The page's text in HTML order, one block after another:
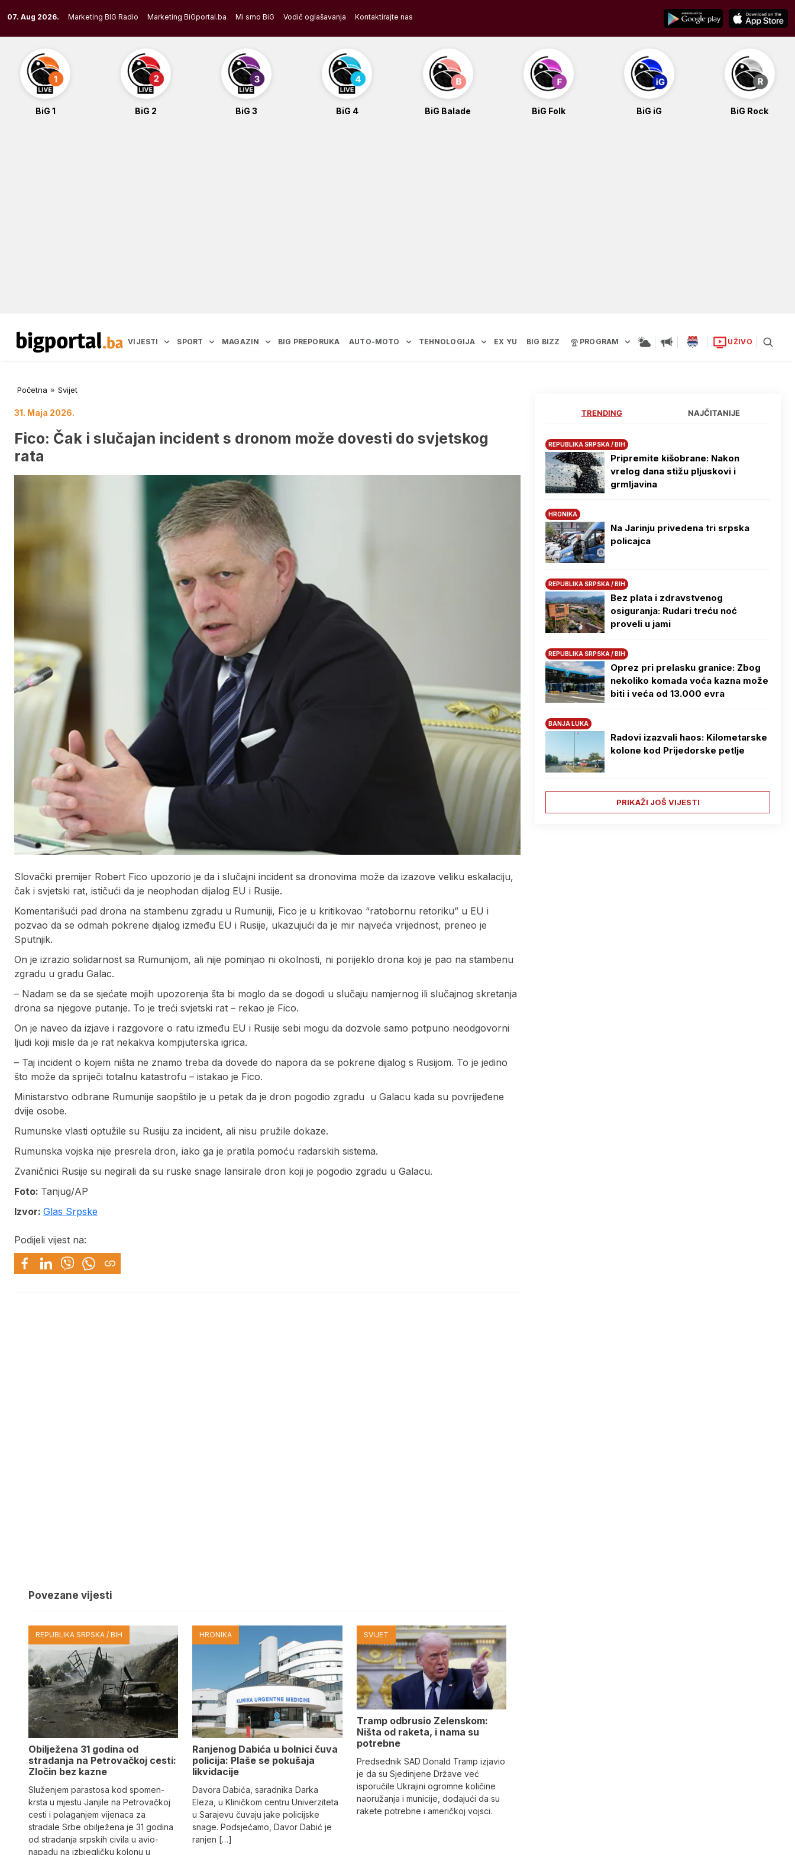
to
content
07. Aug 2026. Marketing BIG Radio Marketing BiGportal.ba Mi smo BiG Vodič oglašavanja Kontaktirajte nas
BiG 1 BiG 2 BiG 3 BiG 4 BiG Balade BiG Folk BiG iG BiG Rock
VIJESTI SPORT MAGAZIN BIG PREPORUKA AUTO-MOTO TEHNOLOGIJA EX YU BIG BIZZ PROGRAM UŽIVO
Početna » Svijet
31. Maja 2026.
Fico: Čak i slučajan incident s dronom može dovesti do svjetskog
rata
Slovački premijer Robert Fico upozorio je da i slučajni incident sa dronovima može da izazove veliku eskalaciju,
čak i svjetski rat, ističući da je neophodan dijalog EU i Rusije.
Komentarišući pad drona na stambenu zgradu u Rumuniji, Fico je u kritikovao “ratobornu retoriku” u EU i
pozvao da se odmah pokrene dijalog između EU i Rusije, ukazujući da je mir najveća vrijednost, preneo je
Sputnjik.
On je izrazio solidarnost sa Rumunijom, ali nije pominjao ni okolnosti, ni porijeklo drona koji je pao na stambenu
zgradu u gradu Galac.
– Nadam se da se sjećate mojih upozorenja šta bi moglo da se dogodi u slučaju namjernog ili slučajnog skretanja
drona sa njegove putanje. To je treći svjetski rat – rekao je Fico.
On je naveo da izjave i razgovore o ratu između EU i Rusije sebi mogu da dozvole samo potpuno neodgovorni
ljudi koji misle da je rat nekakva kompjuterska igrica.
– Taj incident o kojem ništa ne znamo treba da dovede do napora da se pokrene dijalog s Rusijom. To je jedino
što može da spriječi totalnu katastrofu – istakao je Fico.
Ministarstvo odbrane Rumunije saopštilo je u petak da je dron pogodio zgradu u Galacu kada su povrijeđene
dvije osobe.
Rumunske vlasti optužile su Rusiju za incident, ali nisu pružile dokaze.
Rumunska vojska nije presrela dron, iako ga je pratila pomoću radarskih sistema.
Zvaničnici Rusije su negirali da su ruske snage lansirale dron koji je pogodio zgradu u Galacu.
Foto: Tanjug/AP
Izvor: Glas Srpske
Podijeli vijest na:
Povezane vijesti
REPUBLIKA SRPSKA / BIH
Obilježena 31 godina od
stradanja na Petrovačkoj cesti:
Zločin bez kazne
Služenjem parastosa kod spomen-
krsta u mjestu Janjile na Petrovačkoj
cesti i polaganjem vijenaca za
stradale Srbe obilježena je 31 godina
od stradanja srpskih civila u avio-
napadu na izbjegličku kolonu u
HRONIKA
Ranjenog Dabića u bolnici čuva
policija: Plaše se pokušaja
likvidacije
Davora Dabića, saradnika Darka
Eleza, u Kliničkom centru Univerziteta
u Sarajevu čuvaju jake policijske
snage. Podsjećamo, Davor Dabić je
ranjen […]
SVIJET
Tramp odbrusio Zelenskom:
Ništa od raketa, i nama su
potrebne
Predsednik SAD Donald Tramp izjavio
je da su Sjedinjene Države već
isporučile Ukrajini ogromne količine
naoružanja i municije, dodajući da su
rakete potrebne i američkoj vojsci.
TRENDING NAJČITANIJE
REPUBLIKA SRPSKA / BIH
Pripremite kišobrane: Nakon
vrelog dana stižu pljuskovi i
grmljavina
HRONIKA
Na Јarinju privedena tri srpska
policajca
REPUBLIKA SRPSKA / BIH
Bez plata i zdravstvenog
osiguranja: Rudari treću noć
proveli u jami
REPUBLIKA SRPSKA / BIH
Oprez pri prelasku granice: Zbog
nekoliko komada voća kazna može
biti i veća od 13.000 evra
BANJA LUKA
Radovi izazvali haos: Kilometarske
kolone kod Prijedorske petlje
PRIKAŽI JOŠ VIJESTI